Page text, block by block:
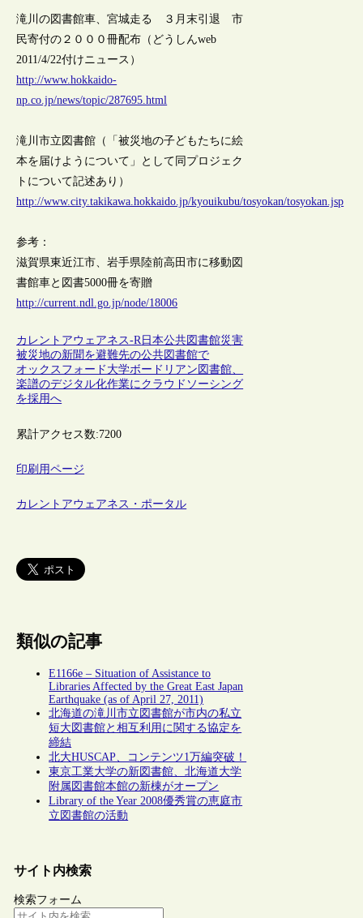
滝川の図書館車、宮城走る ３月末引退 市
民寄付の２０００冊配布（どうしんweb
2011/4/22付けニュース）
http://www.hokkaido-
np.co.jp/news/topic/287695.html
滝川市立図書館（「被災地の子どもたちに絵
本を届けようについて」として同プロジェク
トについて記述あり）
http://www.city.takikawa.hokkaido.jp/kyouikubu/tosyokan/tosyokan.jsp
参考：
滋賀県東近江市、岩手県陸前高田市に移動図
書館車と図書5000冊を寄贈
http://current.ndl.go.jp/node/18006
カレントアウェアネス-R日本公共図書館災害
被災地の新聞を避難先の公共図書館で
オックスフォード大学ボードリアン図書館、
楽譜のデジタル化作業にクラウドソーシング
を採用へ
累計アクセス数:7200
印刷用ページ
カレントアウェアネス・ポータル
類似の記事
E1166e – Situation of Assistance to
Libraries Affected by the Great East Japan
Earthquake (as of April 27, 2011)
北海道の滝川市立図書館が市内の私立
短大図書館と相互利用に関する協定を
締結
北大HUSCAP、コンテンツ1万編突破！
東京工業大学の新図書館、北海道大学
附属図書館本館の新棟がオープン
Library of the Year 2008優秀賞の恵庭市
立図書館の活動
サイト内検索
検索フォーム